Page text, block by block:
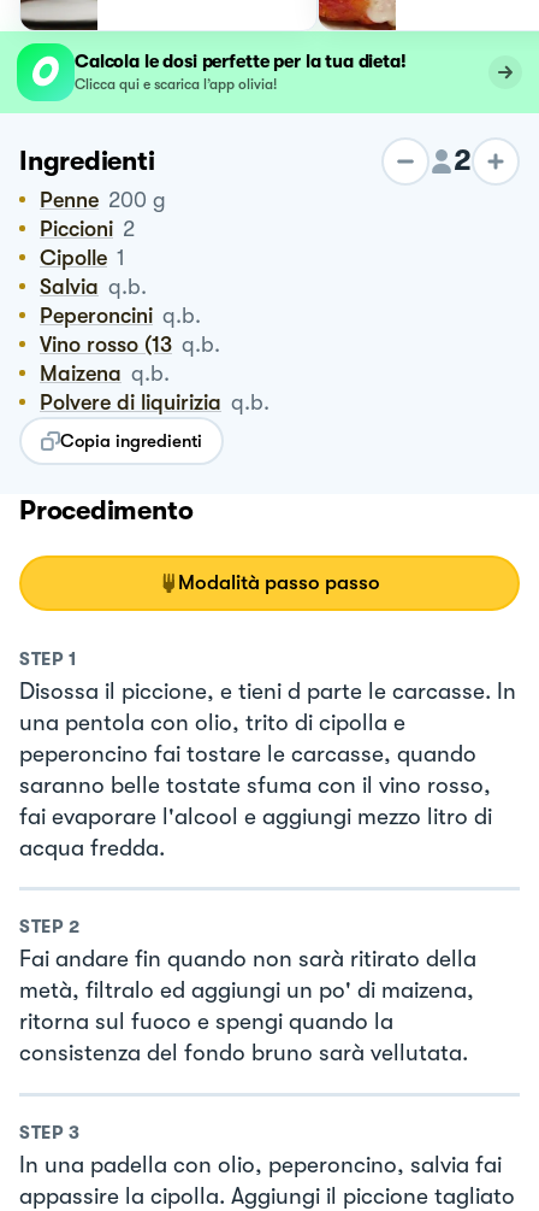
Calcola le dosi perfette per la tua dieta!
Clicca qui e scarica l’app olivia!
Ingredienti 2
Penne 200 g
Piccioni 2
Cipolle 1
Salvia q.b.
Peperoncini q.b.
Vino rosso (13 q.b.
Maizena q.b.
Polvere di liquirizia q.b.
Copia ingredienti
Procedimento
Modalità passo passo
STEP 1
Disossa il piccione, e tieni d parte le carcasse. In
una pentola con olio, trito di cipolla e
peperoncino fai tostare le carcasse, quando
saranno belle tostate sfuma con il vino rosso,
fai evaporare l'alcool e aggiungi mezzo litro di
acqua fredda.
STEP 2
Fai andare fin quando non sarà ritirato della
metà, filtralo ed aggiungi un po' di maizena,
ritorna sul fuoco e spengi quando la
consistenza del fondo bruno sarà vellutata.
STEP 3
In una padella con olio, peperoncino, salvia fai
appassire la cipolla. Aggiungi il piccione tagliato